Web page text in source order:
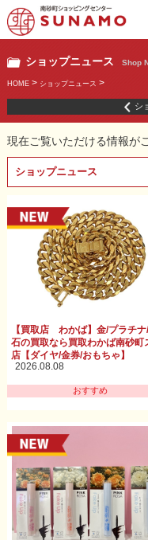
ショップニュース Shop
HOME> ショップニュース >
シ
現在ご覧いただける情報が
ショップニュース
【買取店 わかば】金/プラチナ
石の買取なら買取わかば南砂町
店【ダイヤ/金券/おもちゃ】
2026.08.08
おすすめ